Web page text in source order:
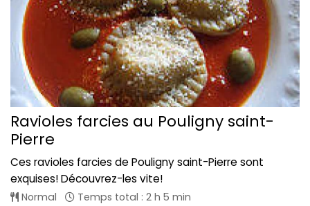
Ravioles farcies au Pouligny saint-
Pierre
Ces ravioles farcies de Pouligny saint-Pierre sont
exquises! Découvrez-les vite!
Normal Temps total : 2 h 5 min